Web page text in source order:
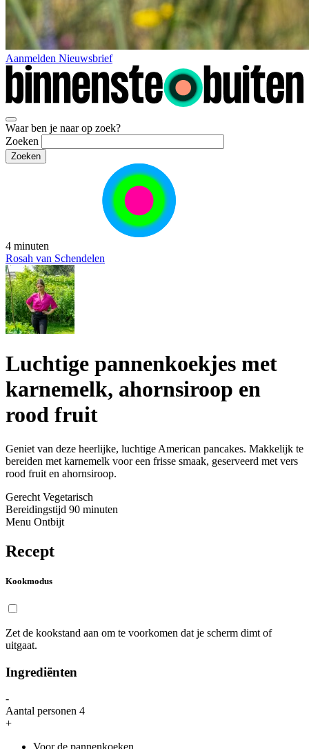
Aanmelden Nieuwsbrief
Waar ben je naar op zoek?
Zoeken
4 minuten
Rosah van Schendelen
Luchtige pannenkoekjes met
karnemelk, ahornsiroop en
rood fruit
Geniet van deze heerlijke, luchtige American pancakes. Makkelijk te
bereiden met karnemelk voor een frisse smaak, geserveerd met vers
rood fruit en ahornsiroop.
Gerecht Vegetarisch
Bereidingstijd 90 minuten
Menu Ontbijt
Recept
Kookmodus
Zet de kookstand aan om te voorkomen dat je scherm dimt of
uitgaat.
Ingrediënten
-
Aantal personen 4
+